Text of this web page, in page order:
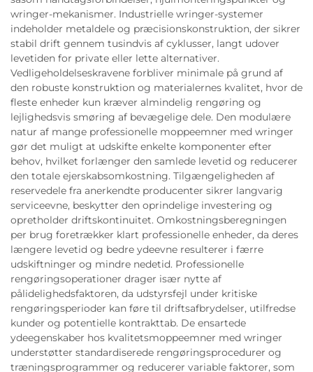
wringer-mekanismer. Industrielle wringer-systemer
indeholder metaldele og præcisionskonstruktion, der sikrer
stabil drift gennem tusindvis af cyklusser, langt udover
levetiden for private eller lette alternativer.
Vedligeholdelseskravene forbliver minimale på grund af
den robuste konstruktion og materialernes kvalitet, hvor de
fleste enheder kun kræver almindelig rengøring og
lejlighedsvis smøring af bevægelige dele. Den modulære
natur af mange professionelle moppeemner med wringer
gør det muligt at udskifte enkelte komponenter efter
behov, hvilket forlænger den samlede levetid og reducerer
den totale ejerskabsomkostning. Tilgængeligheden af
reservedele fra anerkendte producenter sikrer langvarig
serviceevne, beskytter den oprindelige investering og
opretholder driftskontinuitet. Omkostningsberegningen
per brug foretrækker klart professionelle enheder, da deres
længere levetid og bedre ydeevne resulterer i færre
udskiftninger og mindre nedetid. Professionelle
rengøringsoperationer drager især nytte af
pålidelighedsfaktoren, da udstyrsfejl under kritiske
rengøringsperioder kan føre til driftsafbrydelser, utilfredse
kunder og potentielle kontrakttab. De ensartede
ydeegenskaber hos kvalitetsmoppeemner med wringer
understøtter standardiserede rengøringsprocedurer og
træningsprogrammer og reducerer variable faktorer, som